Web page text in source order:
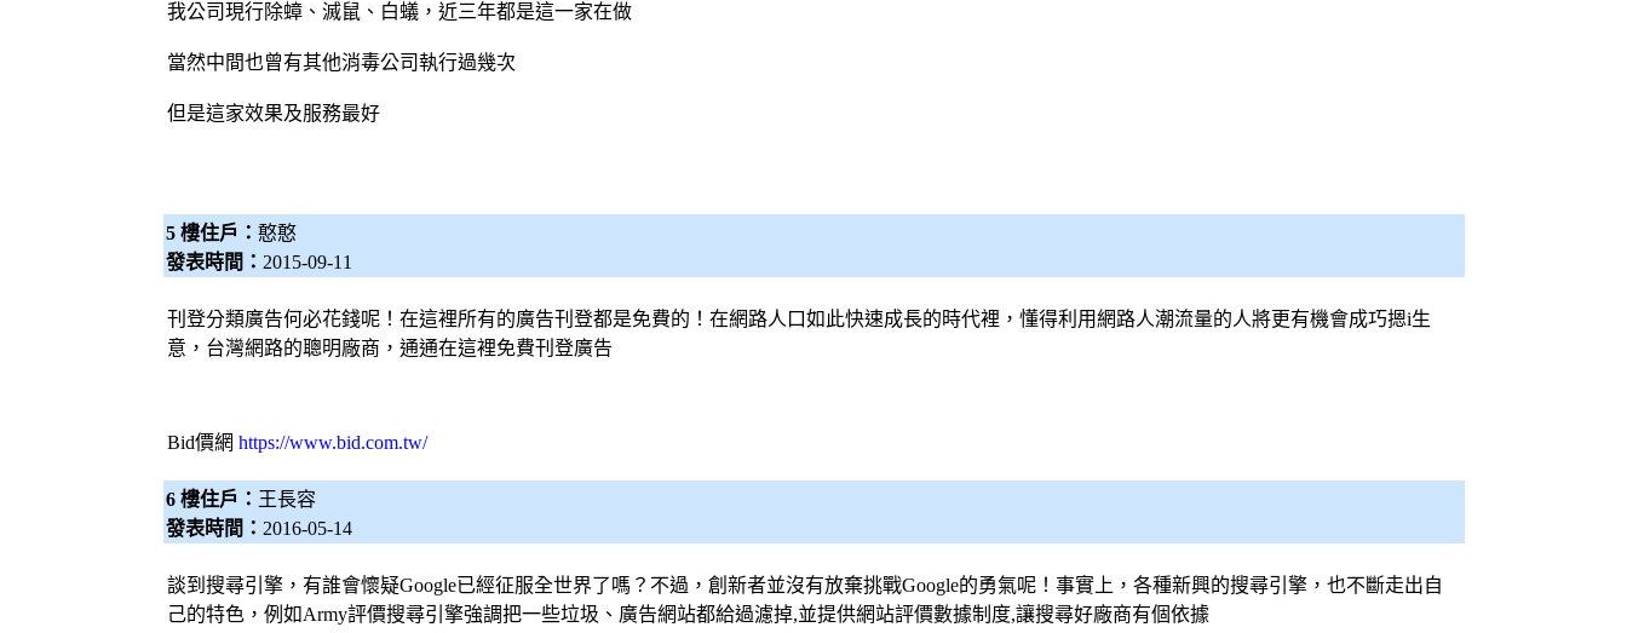
我公司現行除蟑、滅鼠、白蟻，近三年都是這一家在做
當然中間也曾有其他消毒公司執行過幾次
但是這家效果及服務最好
5 樓住戶： 憨憨
發表時間： 2015-09-11
刊登分類廣告何必花錢呢！在這裡所有的廣告刊登都是免費的！在網路人口如此快速成長的時代裡，懂得利用網路人潮流量的人將更有機會成巧摁i生
意，台灣網路的聰明廠商，通通在這裡免費刊登廣告
Bid價網 https://www.bid.com.tw/
6 樓住戶： 王長容
發表時間： 2016-05-14
談到 搜尋引擎，有誰會懷疑Google已經征服全世界了嗎？不過，創新者並沒有放棄挑戰Google的勇氣呢！事實上，各種新興的搜尋引擎，也不斷走出自
己的特色，例如Army評價搜尋引擎強調把一些垃圾、廣告網站都給過濾掉,並提供網站評價數據制度,讓搜尋好廠商有個依據